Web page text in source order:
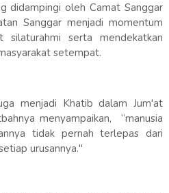
didampingi oleh Camat Sanggar
Sanggar menjadi momentum
silaturahmi serta mendekatkan
setempat.
menjadi Khatib dalam Jum'at
menyampaikan, “manusia
tidak pernah terlepas dari
urusannya."